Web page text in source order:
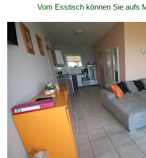
Vom Esstisch können Sie aufs